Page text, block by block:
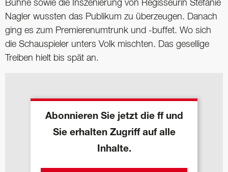
Bühne sowie die Inszenierung von Regisseurin Stefanie
Nagler wussten das Publikum zu überzeugen. Danach
ging es zum Premierenumtrunk und -buffet. Wo sich
die Schauspieler unters Volk mischten. Das gesellige
Treiben hielt bis spät an.
Abonnieren Sie jetzt die ff und
Sie erhalten Zugriff auf alle
Inhalte.